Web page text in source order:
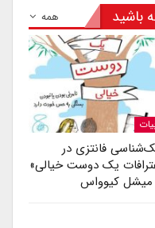
همه
فانتزی در
یک دوست خیالی»
میشل کیوواس